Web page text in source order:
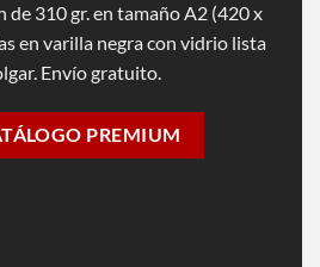
310 gr. en tamaño A2 (420 x
en varilla negra con vidrio lista
Envío gratuito.
PREMIUM